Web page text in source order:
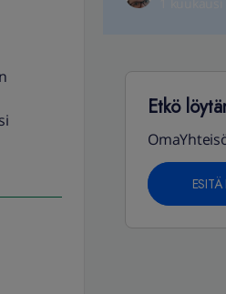
Etkö